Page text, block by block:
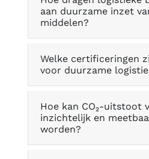
aan duurzame inzet
middelen?
Welke certificeringen
voor duurzame
Hoe kan CO₂-uitstoot
inzichtelijk en
worden?